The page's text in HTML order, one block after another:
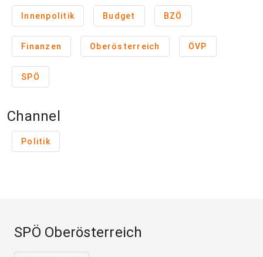
Innenpolitik Budget BZÖ
Finanzen Oberösterreich ÖVP
SPÖ
Channel
Politik
SPÖ Oberösterreich